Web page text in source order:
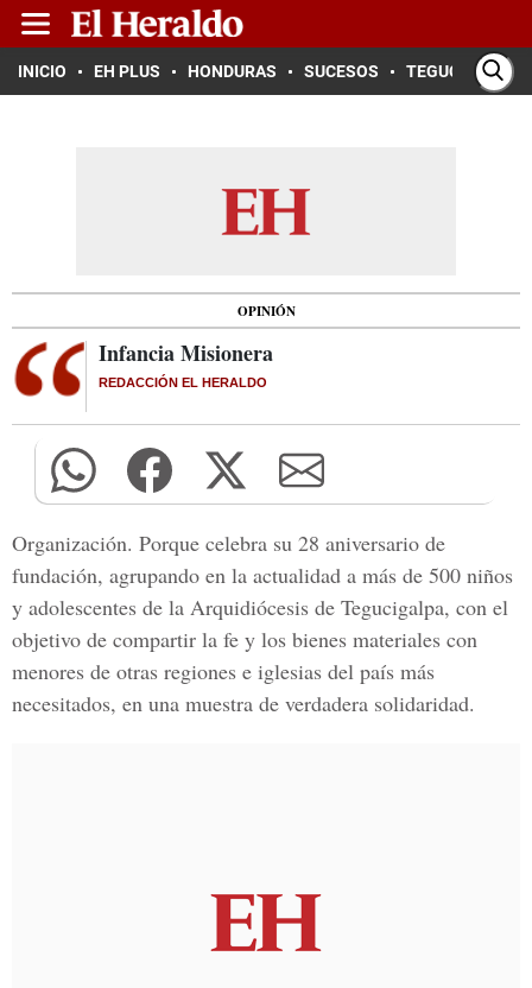
INICIO EH PLUS HONDURAS SUCESOS TEGUCIGALPA
OPINIÓN
Infancia Misionera
REDACCIÓN EL HERALDO
Organización. Porque celebra su 28 aniversario de
fundación, agrupando en la actualidad a más de 500 niños
y adolescentes de la Arquidiócesis de Tegucigalpa, con el
objetivo de compartir la fe y los bienes materiales con
menores de otras regiones e iglesias del país más
necesitados, en una muestra de verdadera solidaridad.